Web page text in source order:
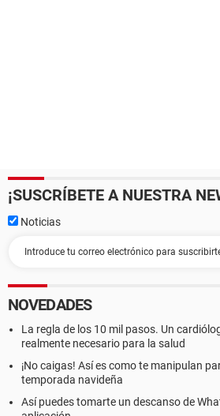
¡SUSCRÍBETE A NUESTRA
Noticias
NOVEDADES
La regla de los 10 mil pasos. Un
realmente necesario para la salud
¡No caigas! Así es como te manipulan
temporada navideña
Así puedes tomarte un descanso de